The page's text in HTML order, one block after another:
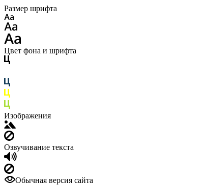
Размер шрифта
Цвет фона и шрифта
Изображения
Озвучивание текста
Обычная версия сайта